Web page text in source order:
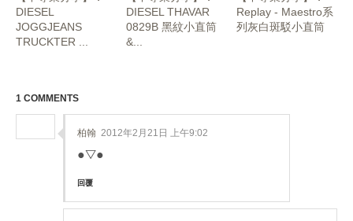
DIESEL
JOGGJEANS
TRUCKTER ...
DIESEL THAVAR
0829B 黑紋小直筒
&...
Replay - Maestro系
列灰白斑駁小直筒
1 COMMENTS
柏翰 2012年2月21日 上午9:02
●▽●
回覆